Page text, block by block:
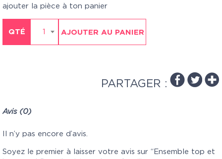
ajouter la pièce à ton panier
QTÉ 1 AJOUTER AU PANIER
PARTAGER :
Avis (0)
Il n’y pas encore d’avis.
Soyez le premier à laisser votre avis sur “Ensemble top et